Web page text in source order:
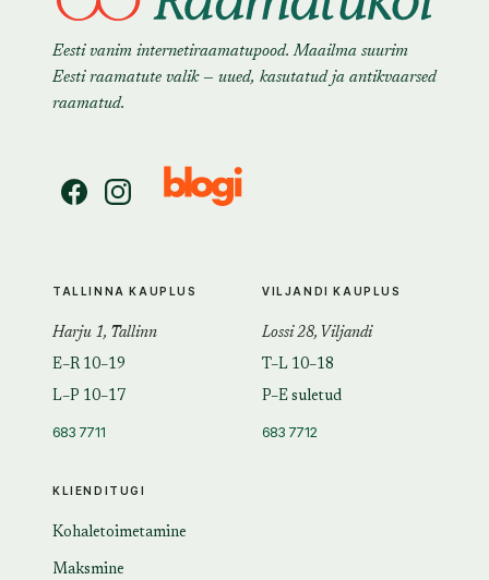
Eesti vanim internetiraamatupood. Maailma suurim
Eesti raamatute valik — uued, kasutatud ja antikvaarsed
raamatud.
KLIENDITUGI
Kohaletoimetamine
Maksmine
TALLINNA KAUPLUS
Harju 1, Tallinn
E–R 10–19
L–P 10–17
683 7711
VILJANDI KAUPLUS
Lossi 28, Viljandi
T–L 10–18
P–E suletud
683 7712